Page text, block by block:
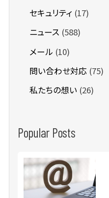
セキュリティ (17)
ニュース (588)
メール (10)
問い合わせ対応 (75)
私たちの想い (26)
Popular Posts